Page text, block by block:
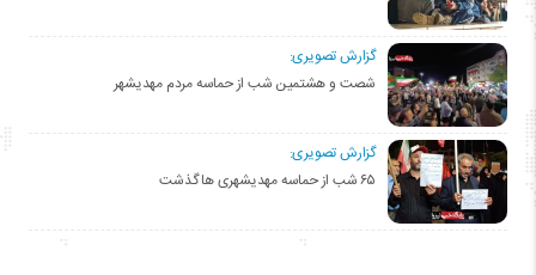
گزارش تصویری:
شصت و هشتمین شب از حماسه مردم مهدیشهر
گزارش تصویری:
۶۵ شب از حماسه مهدیشهری ها گذشت